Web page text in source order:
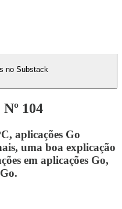
no Substack
104
aplicações Go
uma boa explicação
em aplicações Go,